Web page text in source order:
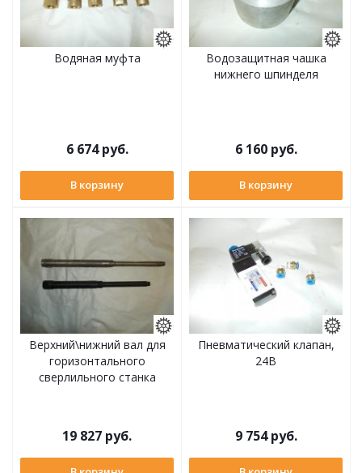
Водяная муфта
6 674руб.
В корзину
Водозащитная чашка
нижнего шпинделя
6 160руб.
В корзину
Верхний\нижний вал для
горизонтального
сверлильного станка
19 827 руб.
Пневматический клапан,
24В
9 754руб.